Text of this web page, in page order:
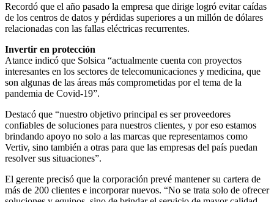
Recordó que el año pasado la empresa que dirige logró evitar caídas
de los centros de datos y pérdidas superiores a un millón de dólares
relacionadas con las fallas eléctricas recurrentes.
Invertir en protección
Atance indicó que Solsica “actualmente cuenta con proyectos
interesantes en los sectores de telecomunicaciones y medicina, que
son algunas de las áreas más comprometidas por el tema de la
pandemia de Covid-19”.
Destacó que “nuestro objetivo principal es ser proveedores
confiables de soluciones para nuestros clientes, y por eso estamos
brindando apoyo no solo a las marcas que representamos como
Vertiv, sino también a otras para que las empresas del país puedan
resolver sus situaciones”.
El gerente precisó que la corporación prevé mantener su cartera de
más de 200 clientes e incorporar nuevos. “No se trata solo de ofrecer